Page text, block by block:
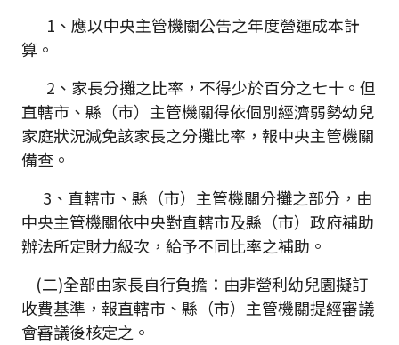
1、應以中央主管機關公告之年度營運成本計
算。
2、家長分攤之比率，不得少於百分之七十。但
直轄市、縣（市）主管機關得依個別經濟弱勢幼兒
家庭狀況減免該家長之分攤比率，報中央主管機關
備查。
3、直轄市、縣（市）主管機關分攤之部分，由
中央主管機關依中央對直轄市及縣（市）政府補助
辦法所定財力級次，給予不同比率之補助。
(二)全部由家長自行負擔：由非營利幼兒園擬訂
收費基準，報直轄市、縣（市）主管機關提經審議
會審議後核定之。